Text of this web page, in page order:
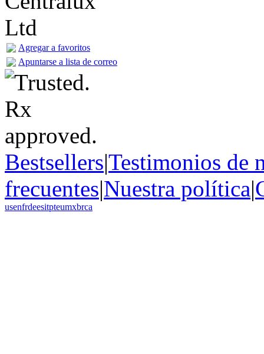
Agregar a favoritos
Apuntarse a lista de correo
Bestsellers|Testimonios de
frecuentes|Nuestra política|
usenfrdeesitpteumxbrca